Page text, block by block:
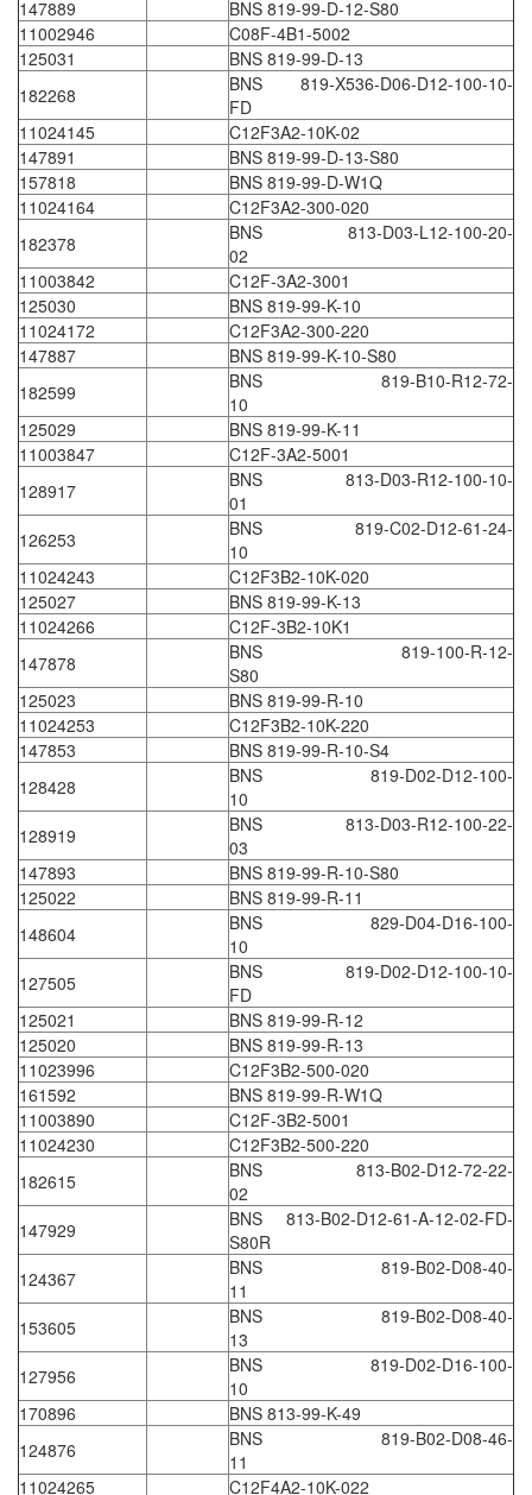
DEIF
Delmhorst VietNam
DELTA
Delta Ohm
Delta sensor
Delta-mobrey
DEMA Engineering/ Foam- IT
DESAX
DET-TRONICS
Deublin
Diakont
Dias Infrared
Dinel
Di-Soric
Di-Soric
Dixon Valve
Doctor Led Vietnam
DOLD - Autho ANS
Dold Vietnam
Donghwa Valve
Dongkun
Dosing Pump
DR. NEUMANN Peltier-Technik
Driesen Kern
Dropsa Vietnam
Druck
DSTI
DUCATI
Duclean
Dukin Besko
Durag
Dwyer
DYH
E+E ELEKTRONIK
E2S
147889
BNS 819-99-D-12-S80
11002946
C08F-4B1-5002
125031
BNS 819-99-D-13
182268
BNS 819-X536-D06-D12-100-10-
FD
11024145
C12F3A2-10K-02
147891
BNS 819-99-D-13-S80
157818
BNS 819-99-D-W1Q
11024164
C12F3A2-300-020
182378
BNS 813-D03-L12-100-20-
02
11003842
C12F-3A2-3001
125030
BNS 819-99-K-10
11024172
C12F3A2-300-220
147887
BNS 819-99-K-10-S80
182599
BNS 819-B10-R12-72-
10
125029
BNS 819-99-K-11
11003847
C12F-3A2-5001
128917
BNS 813-D03-R12-100-10-
01
126253
BNS 819-C02-D12-61-24-
10
11024243
C12F3B2-10K-020
125027
BNS 819-99-K-13
11024266
C12F-3B2-10K1
147878
BNS 819-100-R-12-
S80
125023
BNS 819-99-R-10
11024253
C12F3B2-10K-220
147853
BNS 819-99-R-10-S4
128428
BNS 819-D02-D12-100-
10
128919
BNS 813-D03-R12-100-22-
03
147893
BNS 819-99-R-10-S80
125022
BNS 819-99-R-11
148604
BNS 829-D04-D16-100-
10
127505
BNS 819-D02-D12-100-10-
FD
125021
BNS 819-99-R-12
125020
BNS 819-99-R-13
11023996
C12F3B2-500-020
161592
BNS 819-99-R-W1Q
11003890
C12F-3B2-5001
11024230
C12F3B2-500-220
182615
BNS 813-B02-D12-72-22-
02
147929
BNS 813-B02-D12-61-A-12-02-FD-
S80R
124367
BNS 819-B02-D08-40-
11
153605
BNS 819-B02-D08-40-
13
127956
BNS 819-D02-D16-100-
10
170896
BNS 813-99-K-49
124876
BNS 819-B02-D08-46-
11
11024265
C12F4A2-10K-022